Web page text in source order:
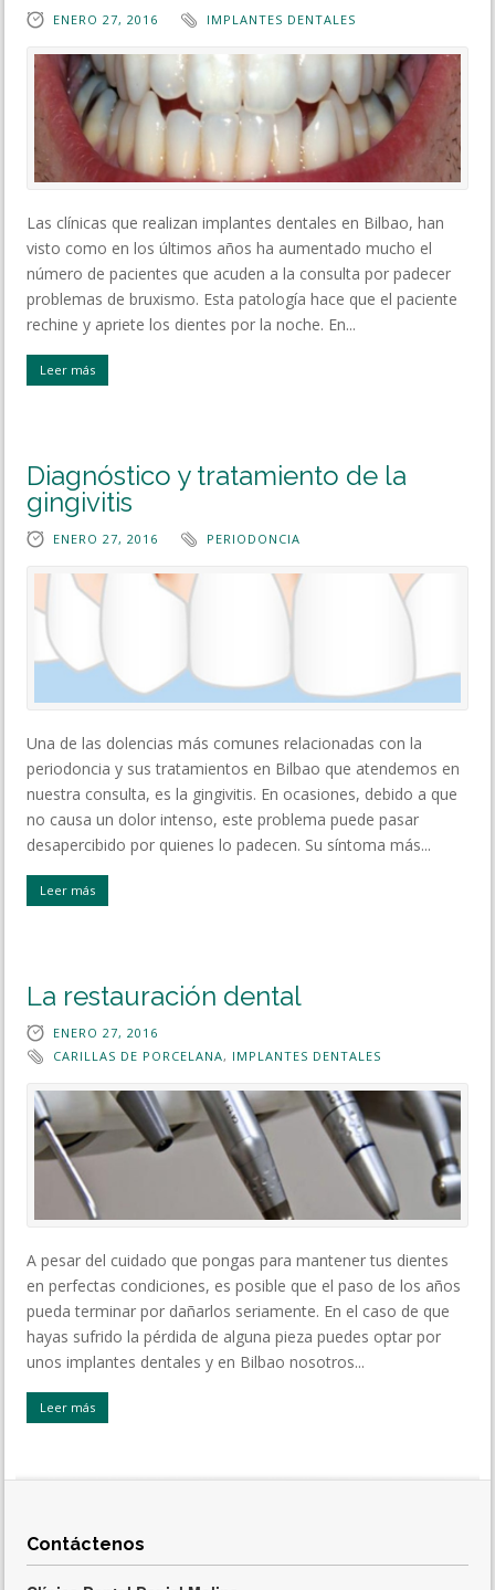
ENERO 27, 2016 IMPLANTES DENTALES
Las clínicas que realizan implantes dentales en Bilbao, han
visto como en los últimos años ha aumentado mucho el
número de pacientes que acuden a la consulta por padecer
problemas de bruxismo. Esta patología hace que el paciente
rechine y apriete los dientes por la noche. En...
Leer más
Diagnóstico y tratamiento de la
gingivitis
ENERO 27, 2016 PERIODONCIA
Una de las dolencias más comunes relacionadas con la
periodoncia y sus tratamientos en Bilbao que atendemos en
nuestra consulta, es la gingivitis. En ocasiones, debido a que
no causa un dolor intenso, este problema puede pasar
desapercibido por quienes lo padecen. Su síntoma más...
Leer más
La restauración dental
ENERO 27, 2016
CARILLAS DE PORCELANA, IMPLANTES DENTALES
A pesar del cuidado que pongas para mantener tus dientes
en perfectas condiciones, es posible que el paso de los años
pueda terminar por dañarlos seriamente. En el caso de que
hayas sufrido la pérdida de alguna pieza puedes optar por
unos implantes dentales y en Bilbao nosotros...
Leer más
Contáctenos